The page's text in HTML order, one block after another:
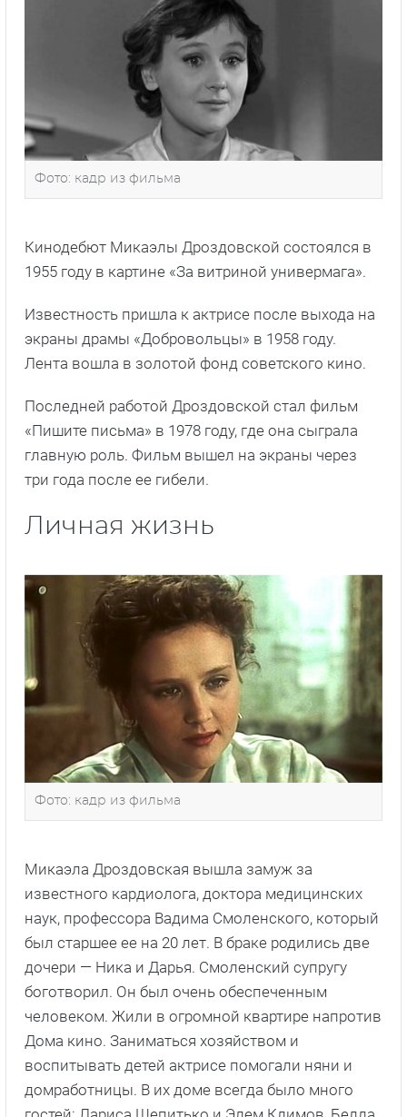
Фото: кадр из фильма
Кинодебют Микаэлы Дроздовской состоялся в
1955 году в картине «За витриной универмага».
Известность пришла к актрисе после выхода на
экраны драмы «Добровольцы» в 1958 году.
Лента вошла в золотой фонд советского кино.
Последней работой Дроздовской стал фильм
«Пишите письма» в 1978 году, где она сыграла
главную роль. Фильм вышел на экраны через
три года после ее гибели.
Личная жизнь
Фото: кадр из фильма
Микаэла Дроздовская вышла замуж за
известного кардиолога, доктора медицинских
наук, профессора Вадима Смоленского, который
был старшее ее на 20 лет. В браке родились две
дочери — Ника и Дарья. Смоленский супругу
боготворил. Он был очень обеспеченным
человеком. Жили в огромной квартире напротив
Дома кино. Заниматься хозяйством и
воспитывать детей актрисе помогали няни и
домработницы. В их доме всегда было много